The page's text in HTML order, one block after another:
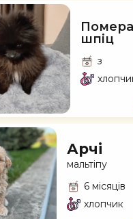
шпіц
з
Арчі
мальтіпу
6 місяців
хлопчик